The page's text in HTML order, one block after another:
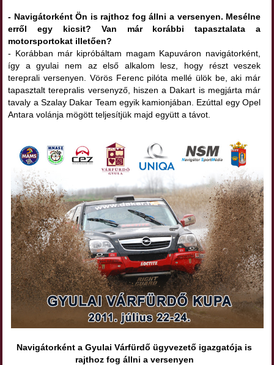
- Navigátorként Ön is rajthoz fog állni a versenyen. Mesélne
erről egy kicsit? Van már korábbi tapasztalata a
motorsportokat illetően?
- Korábban már kipróbáltam magam Kapuváron navigátorként,
így a gyulai nem az első alkalom lesz, hogy részt veszek
tereprali versenyen. Vörös Ferenc pilóta mellé ülök be, aki már
tapasztalt terepralis versenyző, hiszen a Dakart is megjárta már
tavaly a Szalay Dakar Team egyik kamionjában. Ezúttal egy Opel
Antara volánja mögött teljesítjük majd együtt a távot.
Navigátorként a Gyulai Várfürdő ügyvezető igazgatója is
rajthoz fog állni a versenyen